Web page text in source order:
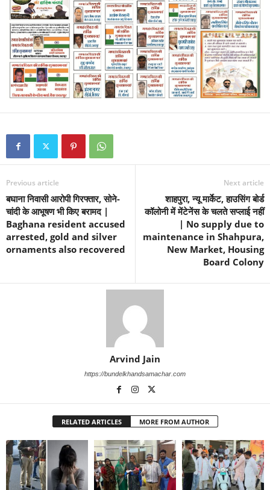
Previous article
बघाना निवासी आरोपी गिरफ्तार, सोने-
चांदी के आभूषण भी किए बरामद |
Baghana resident accused
arrested, gold and silver
ornaments also recovered
Next article
शाहपुरा, न्यू मार्केट, हाउसिंग बोर्ड
कॉलोनी में मेंटेनेंस के चलते सप्लाई नहीं
| No supply due to
maintenance in Shahpura,
New Market, Housing
Board Colony
Arvind Jain
https://bundelkhandsamachar.com
RELATED ARTICLES MORE FROM AUTHOR